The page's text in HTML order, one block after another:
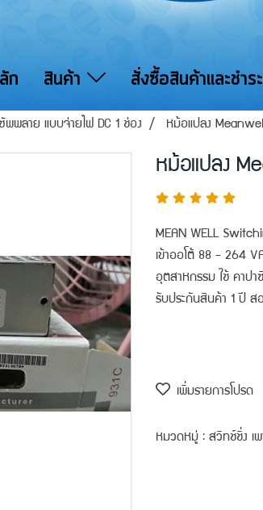
ก สินค้า สั่งซื้อสินค้าและชำร
พพลาย แบบจ่ายไฟ DC 1 ช่อง หม้อแปลง
หม้อแปลง
MEAN WELL
เข้าออโต้ 88 - 264
อุตสาหกรรม ใช้ คาปา
รับประกันสินค้า 1 ปี ส
เพิ่มรายการโปรด
หมวดหมู่ : สวิทช์ชิ่ง เ